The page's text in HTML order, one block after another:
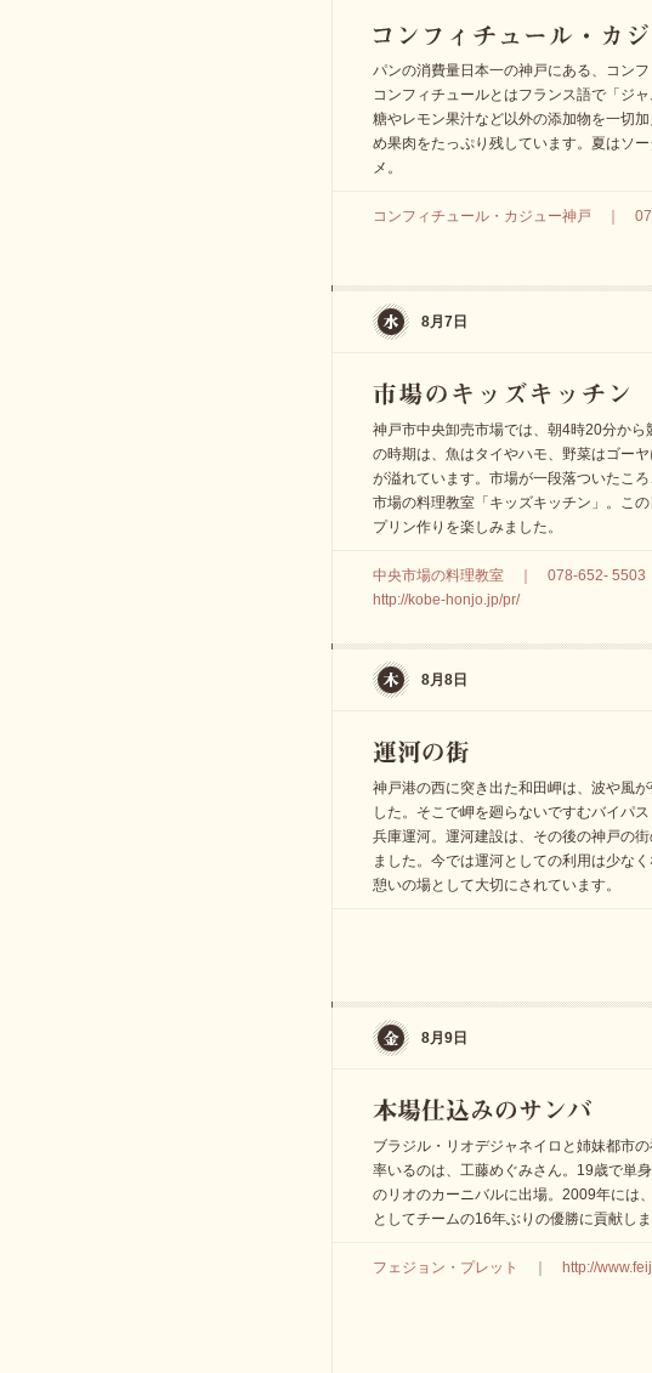
パンの消費量日本一の神戸にある、コンフ
コンフィチュールとはフランス語で「ジ
糖やレモン果汁など以外の添加物を一切
め果肉をたっぷり残しています。夏はソ
メ。
コンフィチュール・カジュー神戸 ｜
8月7日
神戸市中央卸売市場では、朝4時20分から
の時期は、魚はタイやハモ、野菜はゴー
が溢れています。市場が一段落ついたこ
市場の料理教室「キッズキッチン」。こ
プリン作りを楽しみました。
中央市場の料理教室 ｜ 078-652- 5503
http://kobe-honjo.jp/pr/
8月8日
神戸港の西に突き出た和田岬は、波や風
した。そこで岬を廻らないですむバイパ
兵庫運河。運河建設は、その後の神戸の
ました。今では運河としての利用は少な
憩いの場として大切にされています。
8月9日
ブラジル・リオデジャネイロと姉妹都市
率いるのは、工藤めぐみさん。19歳で単
のリオのカーニバルに出場。2009年には
としてチームの16年ぶりの優勝に貢献しま
フェジョン・プレット ｜ http://